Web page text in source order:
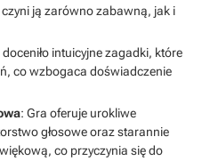
ją zarówno zabawną, jak i
doceniło intuicyjne zagadki, które
co wzbogaca doświadczenie
: Gra oferuje urokliwe
głosowe oraz starannie
co przyczynia się do